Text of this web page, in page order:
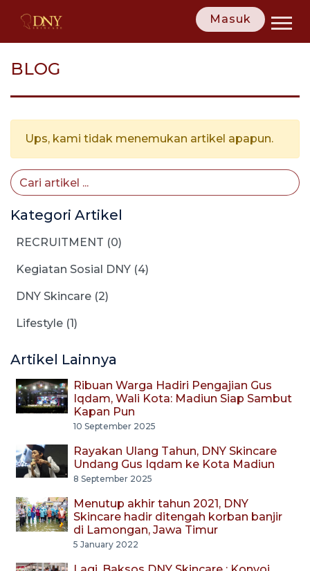
Masuk
BLOG
Ups, kami tidak menemukan artikel apapun.
Kategori Artikel
RECRUITMENT (0)
Kegiatan Sosial DNY (4)
DNY Skincare (2)
Lifestyle (1)
Artikel Lainnya
Ribuan Warga Hadiri Pengajian Gus
Iqdam, Wali Kota: Madiun Siap Sambut
Kapan Pun
10 September 2025
Rayakan Ulang Tahun, DNY Skincare
Undang Gus Iqdam ke Kota Madiun
8 September 2025
Menutup akhir tahun 2021, DNY
Skincare hadir ditengah korban banjir
di Lamongan, Jawa Timur
5 January 2022